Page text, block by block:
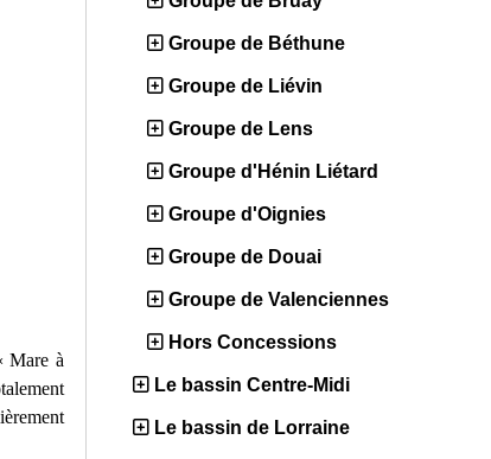
Mare à
Groupe de Béthune
Groupe de Liévin
Groupe de Lens
Groupe d'Hénin Liétard
Groupe d'Oignies
Groupe de Douai
Groupe de Valenciennes
Hors Concessions
Le bassin Centre-Midi
Le bassin de Lorraine